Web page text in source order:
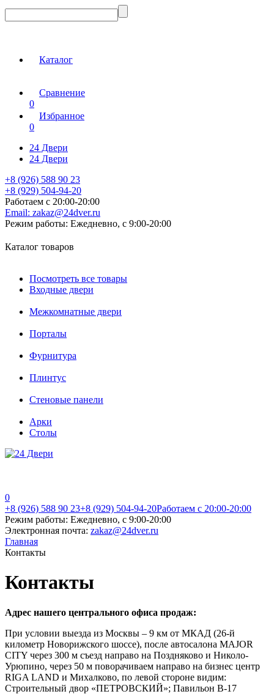
Каталог
Сравнение
0
Избранное
0
24 Двери
24 Двери
+8 (926) 588 90 23
+8 (929) 504-94-20
Работаем с 20:00-20:00
Email: zakaz@24dver.ru
Режим работы: Ежедневно, с 9:00-20:00
Каталог товаров
Посмотреть все товары
Входные двери
Межкомнатные двери
Порталы
Фурнитура
Плинтус
Стеновые панели
Арки
Столы
0
+8 (926) 588 90 23+8 (929) 504-94-20Работаем с 20:00-20:00
Режим работы: Ежедневно, с 9:00-20:00
Электронная почта: zakaz@24dver.ru
Главная
Контакты
Контакты
Адрес нашего центрального офиса продаж:
При условии выезда из Москвы – 9 км от МКАД (26-й
километр Новорижского шоссе), после автосалона MAJOR
CITY через 300 м съезд направо на Поздняково и Николо-
Урюпино, через 50 м поворачиваем направо на бизнес центр
RIGA LAND и Михалково, по левой стороне видим:
Строительный двор «ПЕТРОВСКИЙ»; Павильон В-17